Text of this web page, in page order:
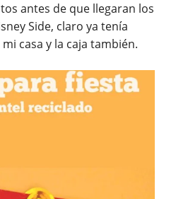
antes de que llegaran los
Side, claro ya tenía
casa y la caja también.